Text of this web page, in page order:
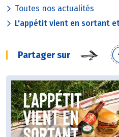
Toutes nos actualités
L'appétit vient en sortant
Partager sur